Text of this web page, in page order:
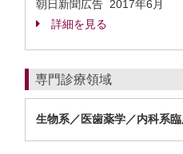
朝日新聞広告 2017年6月
詳細を見る
専門診療領域
生物系／医歯薬学／内科系